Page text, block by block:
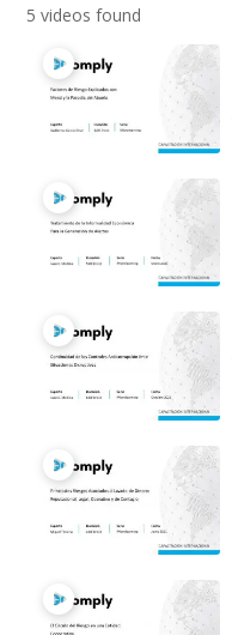
5 videos found